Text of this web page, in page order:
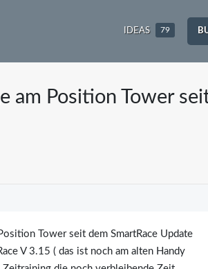
IDEAS 79
am Position Tower
Tower seit dem SmartRace Update
V 3.15 ( das ist noch am alten Handy